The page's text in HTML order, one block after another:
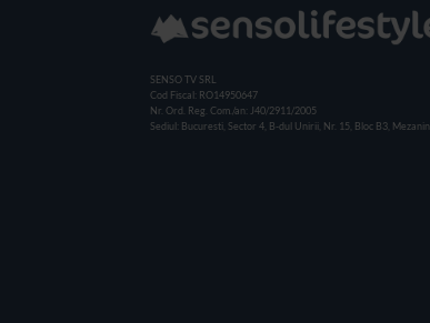
SENSO TV SRL
Cod Fiscal: RO14950647
Nr. Ord. Reg. Com./an: J40/2911/2005
Sediul: Bucuresti, Sector 4, B-dul Unirii, Nr. 15, Bloc B3, Mezanin